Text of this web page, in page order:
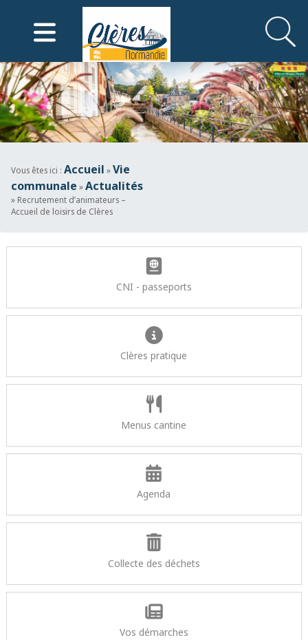
Vous êtes ici : Accueil »Vie
communale »Actualités
» Recrutement d’animateurs –
Accueil de loisirs de Clères
CNI - passeports
Clères pratique
Menus cantine
Agenda
Collecte des déchets
Vos démarches